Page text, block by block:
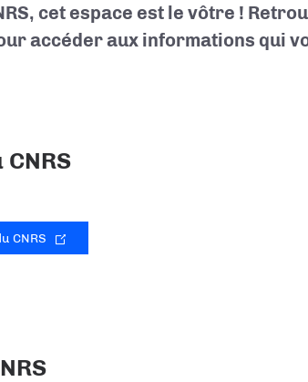
cet espace est le vôtre !
accéder aux informations qui
CNRS